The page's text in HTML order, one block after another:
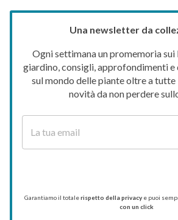
Una newsletter da
Ogni settimana un promemoria sui
giardino, consigli, approfondimenti
sul mondo delle piante oltre a tutte
novità da non perdere
Garantiamo il totalerispetto della privacy e puoi
con un click